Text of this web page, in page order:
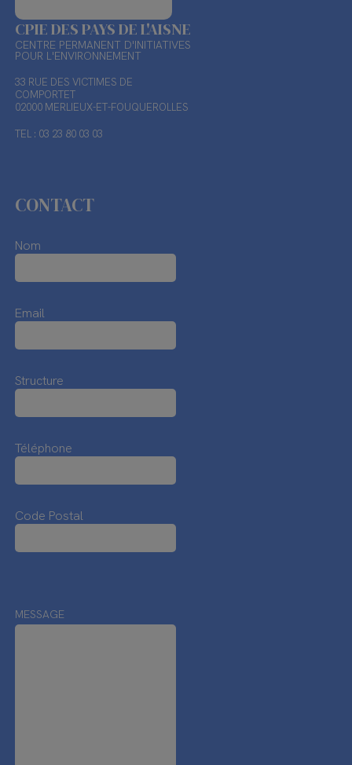
CPIE DES PAYS DE L'AISNE
CENTRE PERMANENT D'INITIATIVES
POUR L'ENVIRONNEMENT
33 RUE DES VICTIMES DE
COMPORTET
02000 MERLIEUX-ET-FOUQUEROLLES
TEL : 03 23 80 03 03
CONTACT
Nom
Email
Structure
Téléphone
Code Postal
MESSAGE